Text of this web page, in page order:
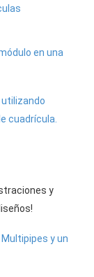
en una
utilizando
cuadrícula.
y
y un